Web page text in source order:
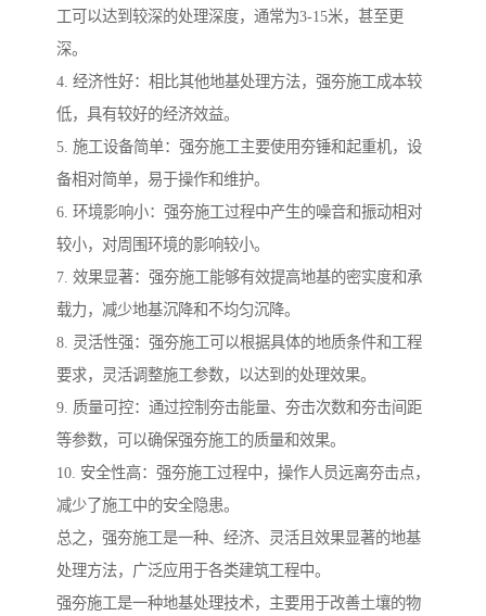
工可以达到较深的处理深度，通常为3-15米，甚至更
深。
4. 经济性好：相比其他地基处理方法，强夯施工成本较
低，具有较好的经济效益。
5. 施工设备简单：强夯施工主要使用夯锤和起重机，设
备相对简单，易于操作和维护。
6. 环境影响小：强夯施工过程中产生的噪音和振动相对
较小，对周围环境的影响较小。
7. 效果显著：强夯施工能够有效提高地基的密实度和承
载力，减少地基沉降和不均匀沉降。
8. 灵活性强：强夯施工可以根据具体的地质条件和工程
要求，灵活调整施工参数，以达到的处理效果。
9. 质量可控：通过控制夯击能量、夯击次数和夯击间距
等参数，可以确保强夯施工的质量和效果。
10. 安全性高：强夯施工过程中，操作人员远离夯击点，
减少了施工中的安全隐患。
总之，强夯施工是一种、经济、灵活且效果显著的地基
处理方法，广泛应用于各类建筑工程中。
强夯施工是一种地基处理技术，主要用于改善土壤的物